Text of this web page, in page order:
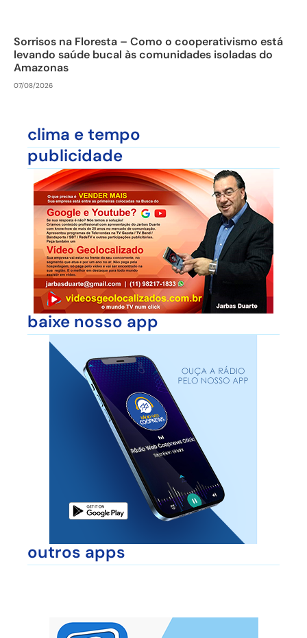
Sorrisos na Floresta – Como o cooperativismo está
levando saúde bucal às comunidades isoladas do
Amazonas
07/08/2026
clima e tempo
publicidade
baixe nosso app
outros apps